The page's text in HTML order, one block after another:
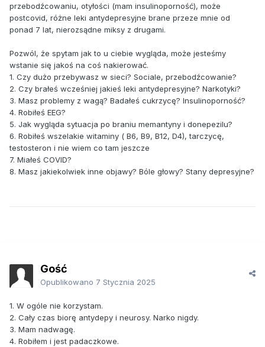
przebodźcowaniu, otyłości (mam insulinoporność), może
postcovid, różne leki antydepresyjne brane przeze mnie od
ponad 7 lat, nierozsądne miksy z drugami.
Pozwól, że spytam jak to u ciebie wygląda, może jesteśmy
wstanie się jakoś na coś nakierować.
1. Czy dużo przebywasz w sieci? Sociale, przebodźcowanie?
2. Czy brałeś wcześniej jakieś leki antydepresyjne? Narkotyki?
3. Masz problemy z wagą? Badałeś cukrzycę? Insulinoporność?
4. Robiłeś EEG?
5. Jak wygląda sytuacja po braniu memantyny i donepezilu?
6. Robiłeś wszelakie witaminy ( B6, B9, B12, D4), tarczycę,
testosteron i nie wiem co tam jeszcze
7. Miałeś COVID?
8. Masz jakiekolwiek inne objawy? Bóle głowy? Stany depresyjne?
Gość
Opublikowano 7 Stycznia 2025
1. W ogóle nie korzystam.
2. Cały czas biorę antydepy i neurosy. Narko nigdy.
3. Mam nadwagę.
4. Robiłem i jest padaczkowe.